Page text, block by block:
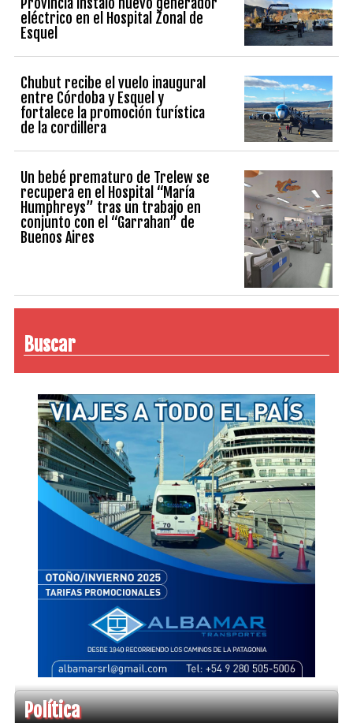
Provincia instaló nuevo generador
eléctrico en el Hospital Zonal de
Esquel
Chubut recibe el vuelo inaugural
entre Córdoba y Esquel y
fortalece la promoción turística
de la cordillera
Un bebé prematuro de Trelew se
recupera en el Hospital “María
Humphreys” tras un trabajo en
conjunto con el “Garrahan” de
Buenos Aires
Buscar
Política